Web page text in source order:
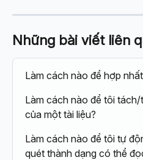
Những bài viết liên
Làm cách nào để hợp
Làm cách nào để tôi
của một tài liệu?
Làm cách nào để tôi tự
quét thành dạng có thể